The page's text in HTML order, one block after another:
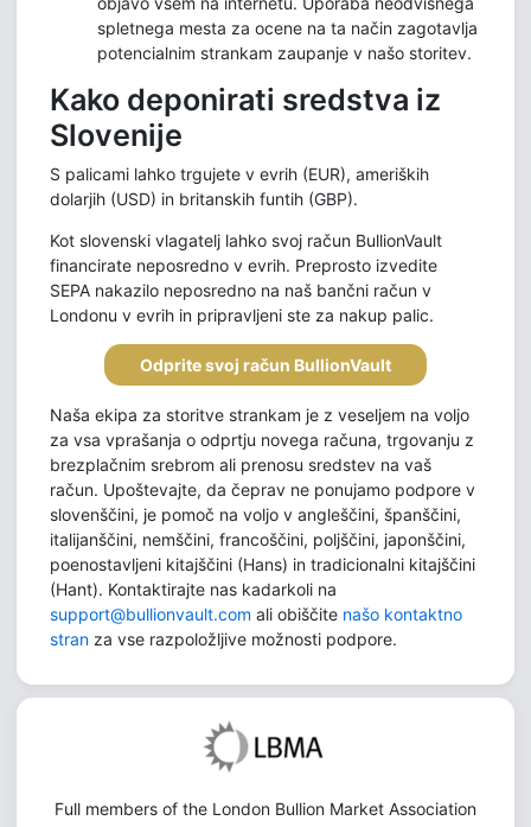
spletnega mesta za ocene na ta način zagotavlja
potencialnim strankam zaupanje v našo storitev.
Kako deponirati sredstva iz
Slovenije
S palicami lahko trgujete v evrih (EUR), ameriških
dolarjih (USD) in britanskih funtih (GBP).
Kot slovenski vlagatelj lahko svoj račun BullionVault
financirate neposredno v evrih. Preprosto izvedite
SEPA nakazilo neposredno na naš bančni račun v
Londonu v evrih in pripravljeni ste za nakup palic.
Odprite svoj račun BullionVault
Naša ekipa za storitve strankam je z veseljem na voljo
za vsa vprašanja o odprtju novega računa, trgovanju z
brezplačnim srebrom ali prenosu sredstev na vaš
račun. Upoštevajte, da čeprav ne ponujamo podpore v
slovenščini, je pomoč na voljo v angleščini, španščini,
italijanščini, nemščini, francoščini, poljščini, japonščini,
poenostavljeni kitajščini (Hans) in tradicionalni kitajščini
(Hant). Kontaktirajte nas kadarkoli na
support@bullionvault.com ali obiščite našo kontaktno
stran za vse razpoložljive možnosti podpore.
Full members of the London Bullion Market Association